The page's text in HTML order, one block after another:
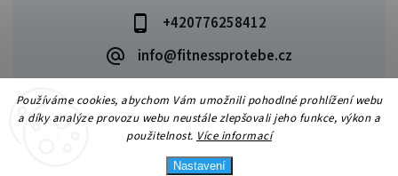
Používáme cookies, abychom Vám umožnili pohodlné prohlížení webu
a díky analýze provozu webu neustále zlepšovali jeho funkce, výkon a
použitelnost. Více informací
Nastavení
+420776258412
info@fitnessprotebe.cz
Copyright 2026Fitnessprotebe.cz. Všechna práva vyhrazena.
VytvořilShoptet| Design